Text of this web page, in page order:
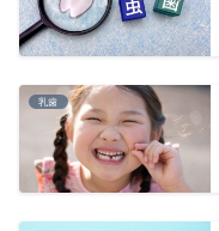
乳歯